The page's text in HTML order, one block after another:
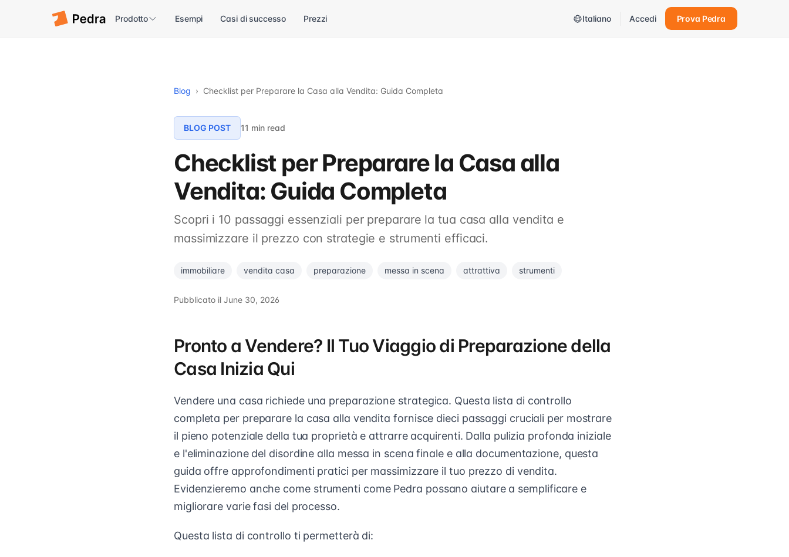
Prodotto Esempi Casi di successo Prezzi Italiano Accedi Prova Pedra
Blog › Checklist per Preparare la Casa alla Vendita: Guida Completa
BLOG POST 11 min read
Checklist per Preparare la Casa alla
Vendita: Guida Completa
Scopri i 10 passaggi essenziali per preparare la tua casa alla vendita e
massimizzare il prezzo con strategie e strumenti efficaci.
immobiliare vendita casa preparazione messa in scena attrattiva strumenti
Pubblicato il June 30, 2026
Pronto a Vendere? Il Tuo Viaggio di Preparazione della
Casa Inizia Qui
Vendere una casa richiede una preparazione strategica. Questa lista di controllo
completa per preparare la casa alla vendita fornisce dieci passaggi cruciali per mostrare
il pieno potenziale della tua proprietà e attrarre acquirenti. Dalla pulizia profonda iniziale
e l'eliminazione del disordine alla messa in scena finale e alla documentazione, questa
guida offre approfondimenti pratici per massimizzare il tuo prezzo di vendita.
Evidenzieremo anche come strumenti come Pedra possano aiutare a semplificare e
migliorare varie fasi del processo.
Questa lista di controllo ti permetterà di: